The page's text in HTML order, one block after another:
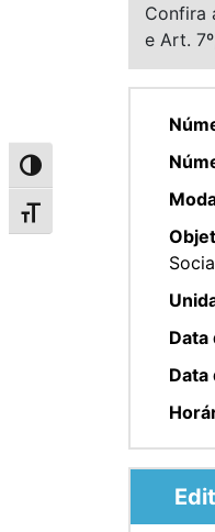
Alternar alto contraste
Alternar tamanho da fonte
Confira
e Art.
Data
Data